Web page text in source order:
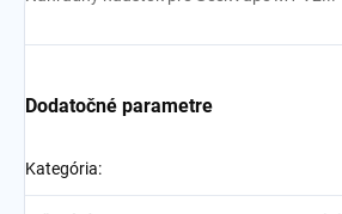
Dodatočné parametre
Kategória: